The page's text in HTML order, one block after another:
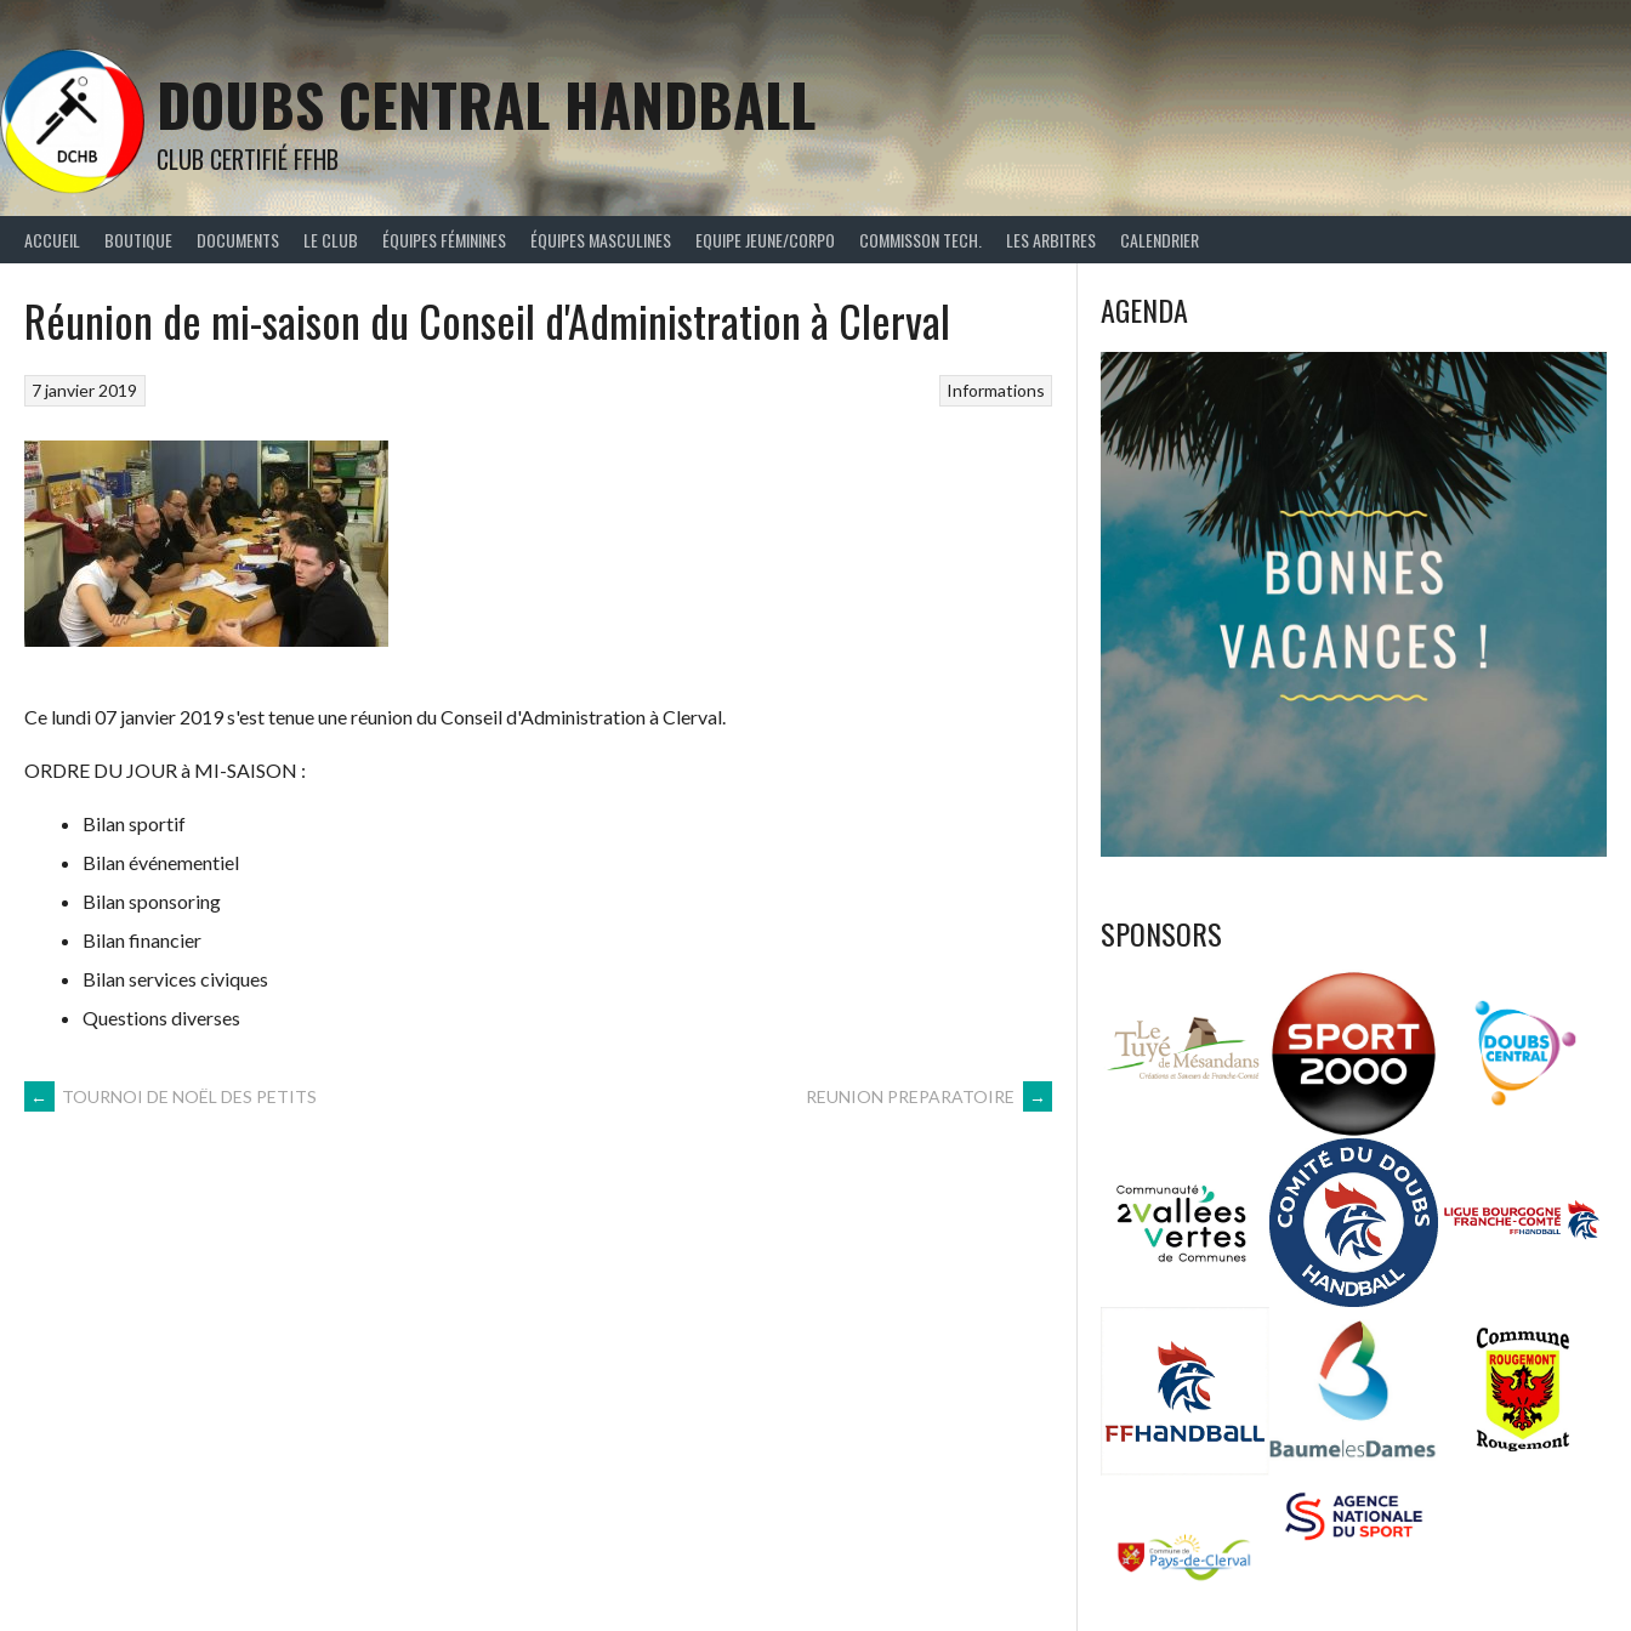
contenu
DOUBS CENTRAL HANDBALL
CLUB CERTIFIÉ FFHB
ACCUEIL BOUTIQUE DOCUMENTS LE CLUB ÉQUIPES FÉMININES ÉQUIPES MASCULINES EQUIPE JEUNE/CORPO COMMISSON TECH. LES ARBITRES CALENDRIER
Réunion de mi-saison du Conseil d'Administration à Clerval
Informations
7 janvier 2019
Ce lundi 07 janvier 2019 s'est tenue une réunion du Conseil d'Administration à Clerval.
ORDRE DU JOUR à MI-SAISON :
Bilan sportif
Bilan événementiel
Bilan sponsoring
Bilan financier
Bilan services civiques
Questions diverses
NAVIGATION
← TOURNOI DE NOËL DES PETITS REUNION PREPARATOIRE →
AGENDA
SPONSORS